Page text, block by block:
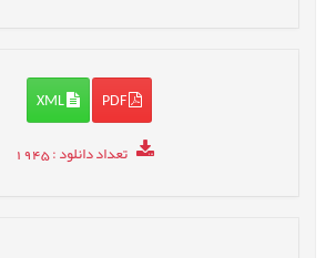
PDF
XML
تعداد دانلود: 1945